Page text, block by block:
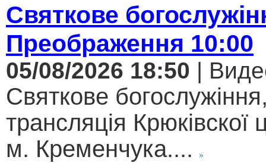
Святкове
Преображення 10:00
05/08/2026 18:50 |
Святкове
трансляція
м. Кременчука....